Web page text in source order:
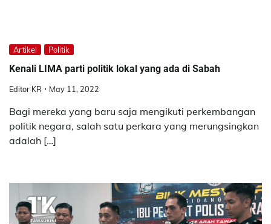
Artikel Politik
Kenali LIMA parti politik lokal yang ada di Sabah
Editor KR May 11, 2022
Bagi mereka yang baru saja mengikuti perkembangan
politik negara, salah satu perkara yang merungsingkan
adalah […]